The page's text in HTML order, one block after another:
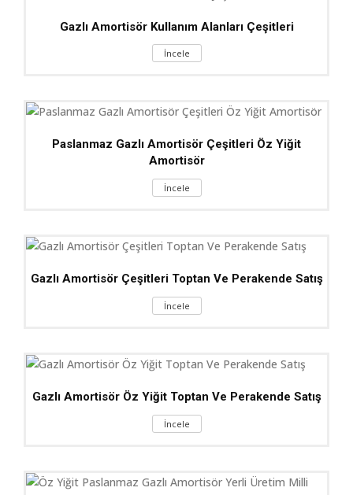
Gazlı Amortisör Kullanım Alanları Çeşitleri
İncele
Paslanmaz Gazlı Amortisör Çeşitleri Öz Yiğit
Amortisör
İncele
Gazlı Amortisör Çeşitleri Toptan Ve Perakende Satış
İncele
Gazlı Amortisör Öz Yiğit Toptan Ve Perakende Satış
İncele